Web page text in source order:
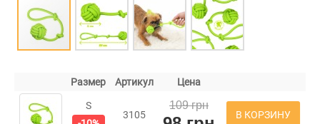
Размер Артикул Цена
S
3105
109 грн
В КОРЗИНУ